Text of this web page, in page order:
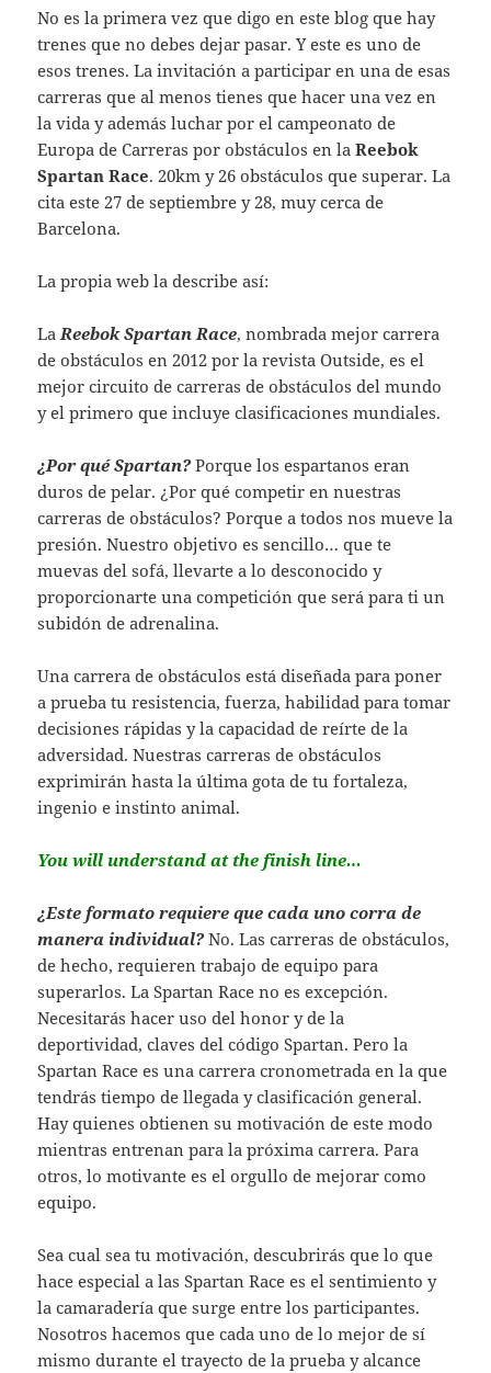
No es la primera vez que digo en este blog que hay
trenes que no debes dejar pasar. Y este es uno de
esos trenes. La invitación a participar en una de esas
carreras que al menos tienes que hacer una vez en
la vida y además luchar por el campeonato de
Europa de Carreras por obstáculos en laReebok
Spartan Race. 20km y 26 obstáculos que superar. La
cita este 27 de septiembre y 28, muy cerca de
Barcelona.
La propia web la describe así:
LaReebok Spartan Race, nombrada mejor carrera
de obstáculos en 2012 por la revista Outside, es el
mejor circuito de carreras de obstáculos del mundo
y el primero que incluye clasificaciones mundiales.
¿Por qué Spartan?Porque los espartanos eran
duros de pelar. ¿Por qué competir en nuestras
carreras de obstáculos? Porque a todos nos mueve la
presión. Nuestro objetivo es sencillo… que te
muevas del sofá, llevarte a lo desconocido y
proporcionarte una competición que será para ti un
subidón de adrenalina.
Una carrera de obstáculos está diseñada para poner
a prueba tu resistencia, fuerza, habilidad para tomar
decisiones rápidas y la capacidad de reírte de la
adversidad. Nuestras carreras de obstáculos
exprimirán hasta la última gota de tu fortaleza,
ingenio e instinto animal.
You will understand at the finish line…
¿Este formato requiere que cada uno corra de
manera individual?No. Las carreras de obstáculos,
de hecho, requieren trabajo de equipo para
superarlos. La Spartan Race no es excepción.
Necesitarás hacer uso del honor y de la
deportividad, claves del código Spartan. Pero la
Spartan Race es una carrera cronometrada en la que
tendrás tiempo de llegada y clasificación general.
Hay quienes obtienen su motivación de este modo
mientras entrenan para la próxima carrera. Para
otros, lo motivante es el orgullo de mejorar como
equipo.
Sea cual sea tu motivación, descubrirás que lo que
hace especial a las Spartan Race es el sentimiento y
la camaradería que surge entre los participantes.
Nosotros hacemos que cada uno de lo mejor de sí
mismo durante el trayecto de la prueba y alcance